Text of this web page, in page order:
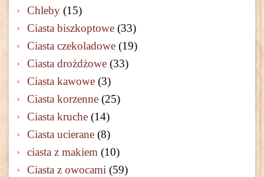
Chleby (15)
Ciasta biszkoptowe (33)
Ciasta czekoladowe (19)
Ciasta drożdżowe (33)
Ciasta kawowe (3)
Ciasta korzenne (25)
Ciasta kruche (14)
Ciasta ucierane (8)
ciasta z makiem (10)
Ciasta z owocami (59)